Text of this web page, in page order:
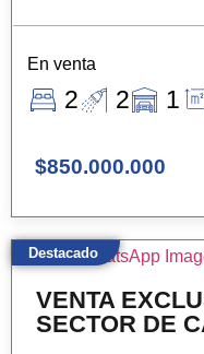
En venta
2 2 1
$850.000.000
VENTA
SECTOR DE
Destacado